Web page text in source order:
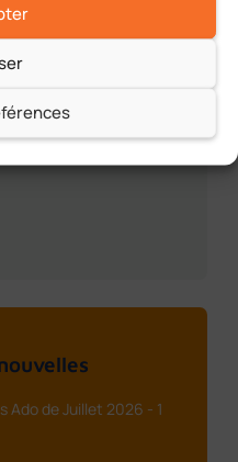
Ado de Juillet 2026 - 1